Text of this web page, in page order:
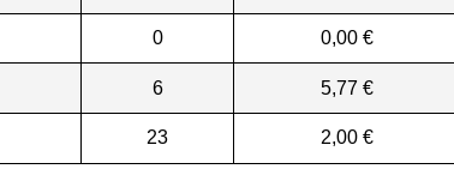
0 0,00 €
6 5,77 €
23 2,00 €